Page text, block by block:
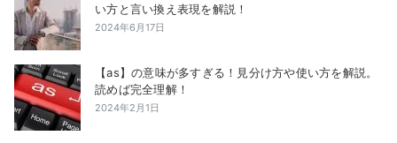
い方と言い換え表現を解説！
2024年6月17日
【as】の意味が多すぎる！見分け方や使い方を解説。
読めば完全理解！
2024年2月1日